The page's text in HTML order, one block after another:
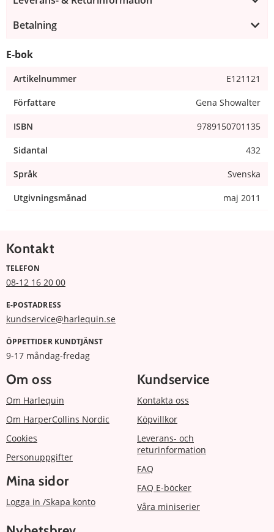
Betalning
E-bok
Artikelnummer E121121
Författare Gena Showalter
ISBN 9789150701135
Sidantal 432
Språk Svenska
Utgivningsmånad maj 2011
Kontakt
TELEFON
08-12 16 20 00
E-POSTADRESS
kundservice@harlequin.se
ÖPPETTIDER KUNDTJÄNST
9-17 måndag-fredag
Om oss
Om Harlequin
Om HarperCollins Nordic
Cookies
Personuppgifter
Mina sidor
Logga in /Skapa konto
Kundservice
Kontakta oss
Köpvillkor
Leverans- och
returinformation
FAQ
FAQ E-böcker
Våra miniserier